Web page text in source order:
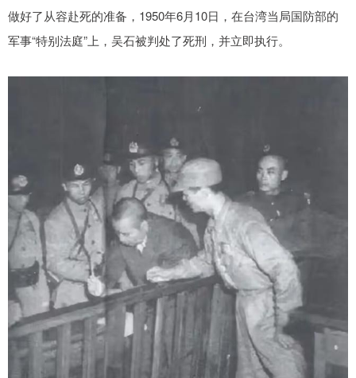
做好了从容赴死的准备，1950年6月10日，在台湾当局国防部的
军事“特别法庭”上，吴石被判处了死刑，并立即执行。